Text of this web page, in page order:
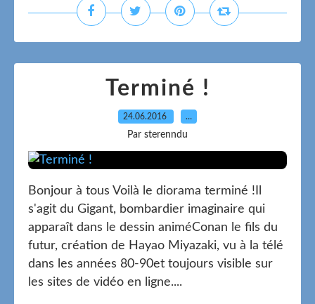
Terminé !
24.06.2016 …
Par sterenndu
Bonjour à tous Voilà le diorama terminé !Il
s'agit du Gigant, bombardier imaginaire qui
apparaît dans le dessin animéConan le fils du
futur, création de Hayao Miyazaki, vu à la télé
dans les années 80-90et toujours visible sur
les sites de vidéo en ligne....